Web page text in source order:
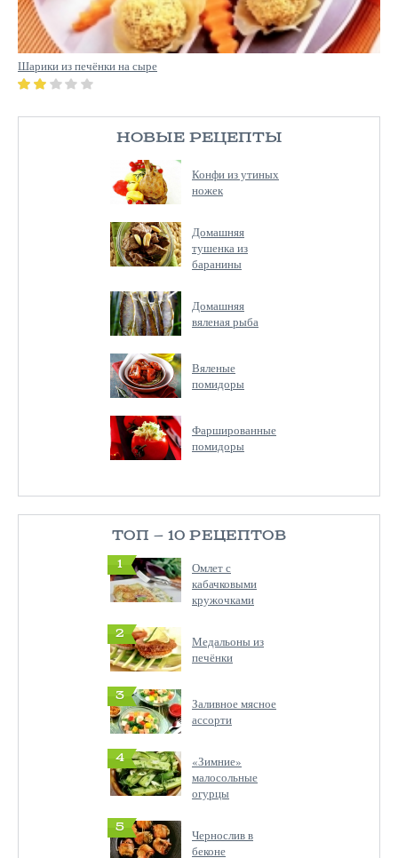
НОВЫЕ РЕЦЕПТЫ
Конфи из утиных
ножек
Домашняя
тушенка из
баранины
Домашняя
вяленая рыба
Вяленые
помидоры
Фаршированные
помидоры
ТОП — 10 РЕЦЕПТОВ
1
Омлет с
кабачковыми
кружочками
2
Медальоны из
печёнки
3
Заливное мясное
ассорти
4
«Зимние»
малосольные
огурцы
5
Чернослив в
беконе
Шарики из печёнки на сыре